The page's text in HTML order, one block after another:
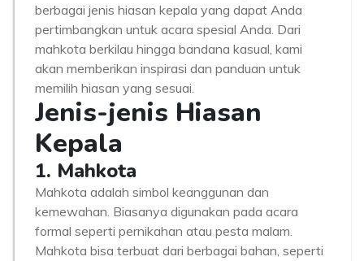
berbagai jenis hiasan kepala yang dapat Anda
pertimbangkan untuk acara spesial Anda. Dari
mahkota berkilau hingga bandana kasual, kami
akan memberikan inspirasi dan panduan untuk
memilih hiasan yang sesuai.
Jenis-jenis Hiasan
Kepala
1. Mahkota
Mahkota adalah simbol keanggunan dan
kemewahan. Biasanya digunakan pada acara
formal seperti pernikahan atau pesta malam.
Mahkota bisa terbuat dari berbagai bahan, seperti